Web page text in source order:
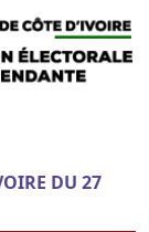
DU 27